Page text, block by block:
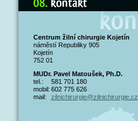
Centrum žilní chirurgie Kojetín
náměstí Republiky 905
Kojetín
752 01
MUDr. Pavel Matoušek, Ph.D.
tel.:
581 701 180
mobil: 602 775 626
mail:
zilnichirurgie@zilnichirurgie.cz